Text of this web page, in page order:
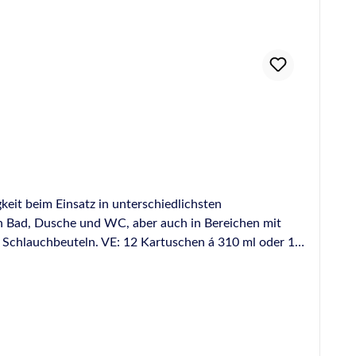
beim Einsatz in unterschiedlichsten
Dusche und WC, aber auch in Bereichen mit
VE: 12 Kartuschen á 310 ml oder 15